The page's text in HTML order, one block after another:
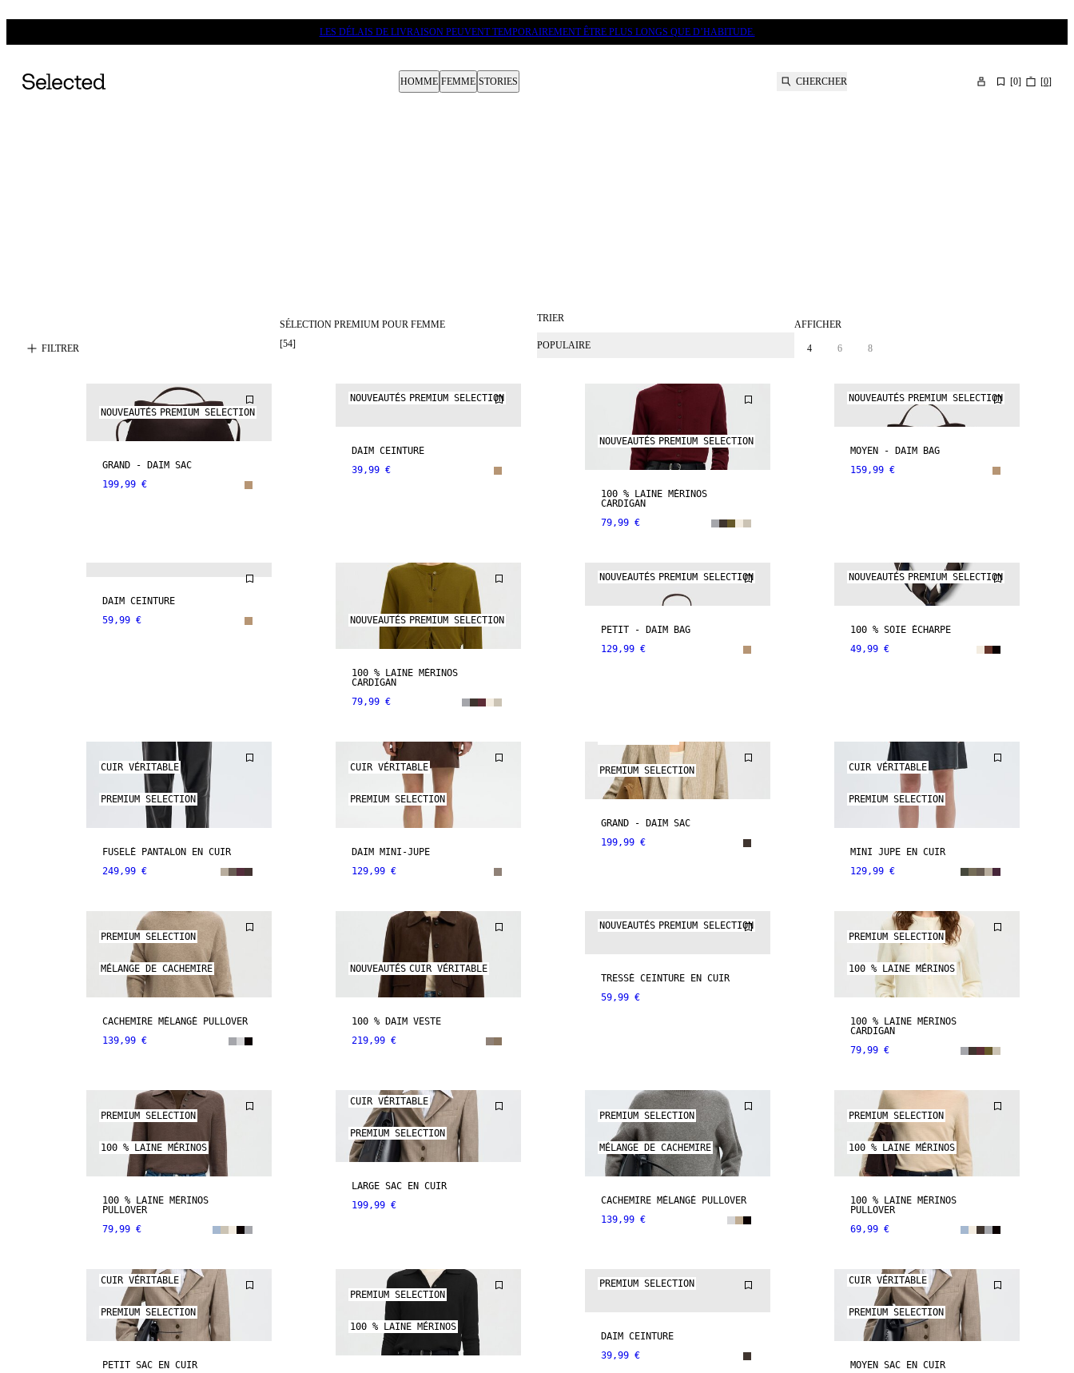
LES DÉLAIS DE LIVRAISON PEUVENT TEMPORAIREMENT ÊTRE PLUS LONGS QUE D’HABITUDE.
HOMME FEMME STORIES CHERCHER [0] [0]
FILTRER
SÉLECTION PREMIUM POUR FEMME
[54]
TRIER
POPULAIRE
AFFICHER
4 6 8
NOUVEAUTÉS PREMIUM SELECTION
GRAND - DAIM SAC
199,99 €
NOUVEAUTÉS PREMIUM SELECTION
DAIM CEINTURE
39,99 €
NOUVEAUTÉS PREMIUM SELECTION
100 % LAINE MÉRINOS
CARDIGAN
79,99 €
NOUVEAUTÉS PREMIUM SELECTION
MOYEN - DAIM BAG
159,99 €
DAIM CEINTURE
59,99 €
NOUVEAUTÉS PREMIUM SELECTION
100 % LAINE MÉRINOS
CARDIGAN
79,99 €
NOUVEAUTÉS PREMIUM SELECTION
PETIT - DAIM BAG
129,99 €
NOUVEAUTÉS PREMIUM SELECTION
100 % SOIE ÉCHARPE
49,99 €
CUIR VÉRITABLE
PREMIUM SELECTION
FUSELÉ PANTALON EN CUIR
249,99 €
CUIR VÉRITABLE
PREMIUM SELECTION
DAIM MINI-JUPE
129,99 €
PREMIUM SELECTION
GRAND - DAIM SAC
199,99 €
CUIR VÉRITABLE
PREMIUM SELECTION
MINI JUPE EN CUIR
129,99 €
PREMIUM SELECTION
MÉLANGE DE CACHEMIRE
CACHEMIRE MÉLANGÉ PULLOVER
139,99 €
NOUVEAUTÉS CUIR VÉRITABLE
100 % DAIM VESTE
219,99 €
NOUVEAUTÉS PREMIUM SELECTION
TRESSÉ CEINTURE EN CUIR
59,99 €
PREMIUM SELECTION
100 % LAINE MÉRINOS
100 % LAINE MÉRINOS
CARDIGAN
79,99 €
PREMIUM SELECTION
100 % LAINE MÉRINOS
100 % LAINE MÉRINOS
PULLOVER
79,99 €
CUIR VÉRITABLE
PREMIUM SELECTION
LARGE SAC EN CUIR
199,99 €
PREMIUM SELECTION
MÉLANGE DE CACHEMIRE
CACHEMIRE MÉLANGÉ PULLOVER
139,99 €
PREMIUM SELECTION
100 % LAINE MÉRINOS
100 % LAINE MÉRINOS
PULLOVER
69,99 €
CUIR VÉRITABLE
PREMIUM SELECTION
PETIT SAC EN CUIR
PREMIUM SELECTION
100 % LAINE MÉRINOS
PREMIUM SELECTION
DAIM CEINTURE
39,99 €
CUIR VÉRITABLE
PREMIUM SELECTION
MOYEN SAC EN CUIR